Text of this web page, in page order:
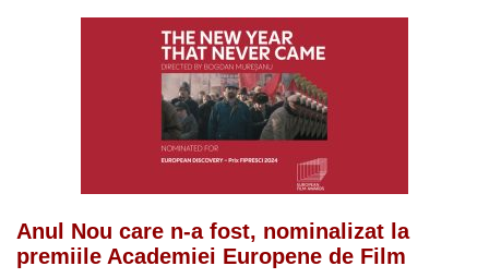
Anul Nou care n-a fost, nominalizat la
premiile Academiei Europene de Film